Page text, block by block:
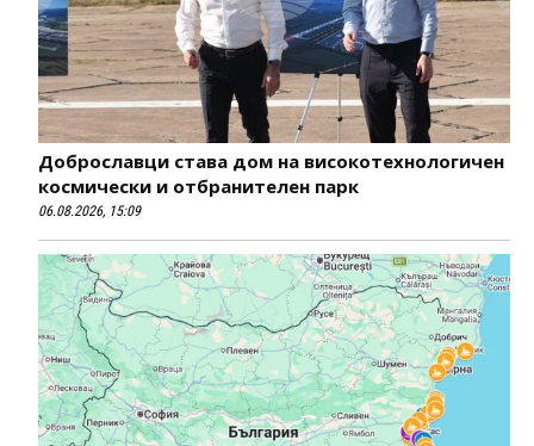
Доброславци става дом на високотехнологичен
космически и отбранителен парк
06.08.2026, 15:09